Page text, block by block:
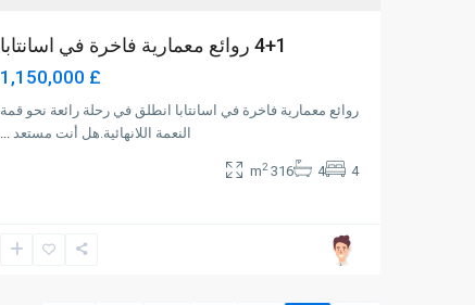
4+1 روائع معمارية فاخرة في اسانتابا
£ 1,150,000
روائع معمارية فاخرة في اسانتابا انطلق في رحلة رائعة نحو قمة
النعمة اللانهائية.هل أنت مستعد ...
4
4
316 m
2